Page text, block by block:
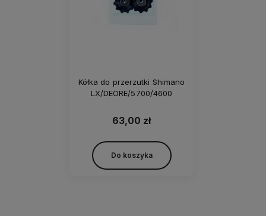
Kółka do przerzutki Shimano
LX/DEORE/5700/4600
63,00 zł
Do koszyka